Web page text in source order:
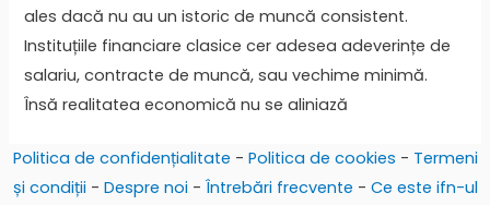
ales dacă nu au un istoric de muncă consistent.
Instituțiile financiare clasice cer adesea adeverințe de
salariu, contracte de muncă, sau vechime minimă.
Însă realitatea economică nu se aliniază
Politica de confidențialitate - Politica de cookies - Termeni
și condiții- Despre noi- Întrebări frecvente - Ce este ifn-ul